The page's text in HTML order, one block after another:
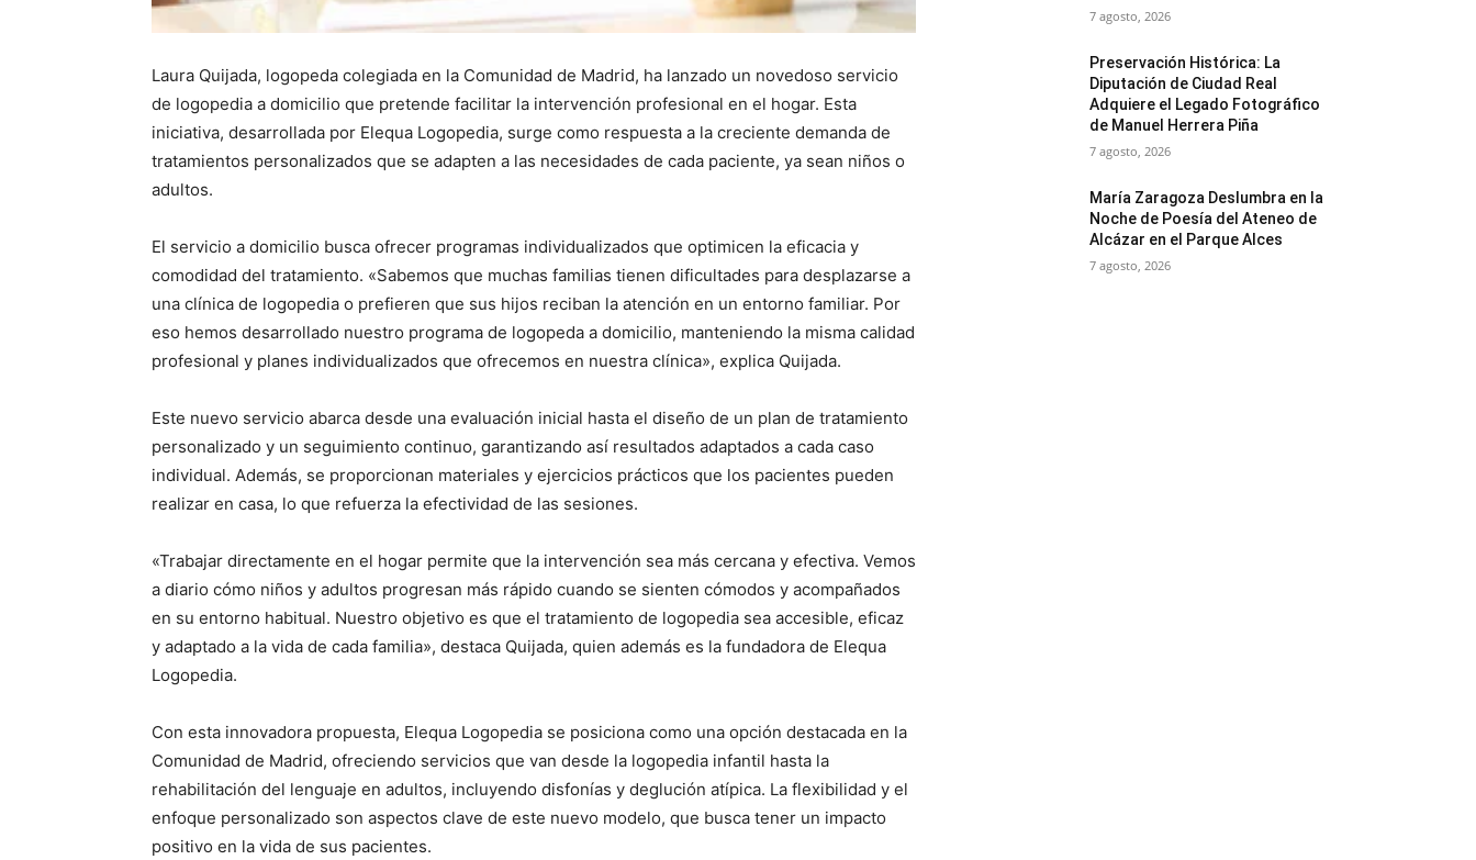
Laura Quijada, logopeda colegiada en la Comunidad de Madrid, ha lanzado un novedoso servicio
de logopedia a domicilio que pretende facilitar la intervención profesional en el hogar. Esta
iniciativa, desarrollada por Elequa Logopedia, surge como respuesta a la creciente demanda de
tratamientos personalizados que se adapten a las necesidades de cada paciente, ya sean niños o
adultos.
El servicio a domicilio busca ofrecer programas individualizados que optimicen la eficacia y
comodidad del tratamiento. «Sabemos que muchas familias tienen dificultades para desplazarse a
una clínica de logopedia o prefieren que sus hijos reciban la atención en un entorno familiar. Por
eso hemos desarrollado nuestro programa de logopeda a domicilio, manteniendo la misma calidad
profesional y planes individualizados que ofrecemos en nuestra clínica», explica Quijada.
Este nuevo servicio abarca desde una evaluación inicial hasta el diseño de un plan de tratamiento
personalizado y un seguimiento continuo, garantizando así resultados adaptados a cada caso
individual. Además, se proporcionan materiales y ejercicios prácticos que los pacientes pueden
realizar en casa, lo que refuerza la efectividad de las sesiones.
«Trabajar directamente en el hogar permite que la intervención sea más cercana y efectiva. Vemos
a diario cómo niños y adultos progresan más rápido cuando se sienten cómodos y acompañados
en su entorno habitual. Nuestro objetivo es que el tratamiento de logopedia sea accesible, eficaz
y adaptado a la vida de cada familia», destaca Quijada, quien además es la fundadora de Elequa
Logopedia.
Con esta innovadora propuesta, Elequa Logopedia se posiciona como una opción destacada en la
Comunidad de Madrid, ofreciendo servicios que van desde la logopedia infantil hasta la
rehabilitación del lenguaje en adultos, incluyendo disfonías y deglución atípica. La flexibilidad y el
enfoque personalizado son aspectos clave de este nuevo modelo, que busca tener un impacto
positivo en la vida de sus pacientes.
7 agosto, 2026
Preservación Histórica: La
Diputación de Ciudad Real
Adquiere el Legado Fotográfico
de Manuel Herrera Piña
7 agosto, 2026
María Zaragoza Deslumbra en la
Noche de Poesía del Ateneo de
Alcázar en el Parque Alces
7 agosto, 2026